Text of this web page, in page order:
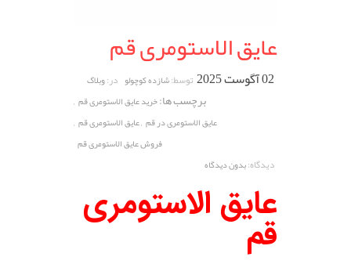
عایق الاستومری قم
02 آگوست 2025 توسط:شازده کوچولو در:وبلاگ
برچسب ها:خرید عایق الاستومری قم ,
عایق الاستومری در قم ,عایق الاستومری قم ,
فروش عایق الاستومری قم
دیدگاه:بدون دیدگاه
عایق الاستومری
قم